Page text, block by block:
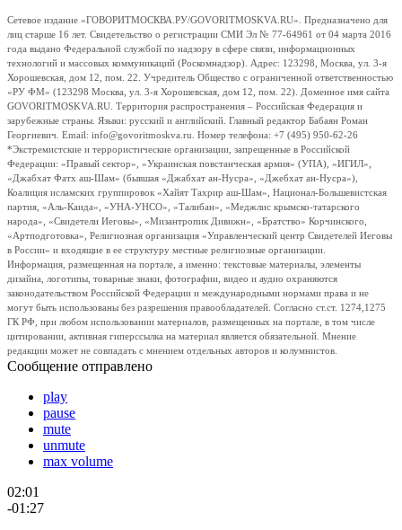
Сетевое издание «ГОВОРИТМОСКВА.РУ/GOVORITMOSKVA.RU». Предназначено для
лиц старше 16 лет. Свидетельство о регистрации СМИ Эл № 77-64961 от 04 марта 2016
года выдано Федеральной службой по надзору в сфере связи, информационных
технологий и массовых коммуникаций (Роскомнадзор). Адрес: 123298, Москва, ул. 3-я
Хорошевская, дом 12, пом. 22. Учредитель Общество с ограниченной ответственностью
«РУ ФМ» (123298 Москва, ул. 3-я Хорошевская, дом 12, пом. 22). Доменное имя сайта
GOVORITMOSKVA.RU. Территория распространения – Российская Федерация и
зарубежные страны. Языки: русский и английский. Главный редактор Бабаян Роман
Георгиевич. Email: info@govoritmoskva.ru. Номер телефона: +7 (495) 950-62-26
*Экстремистские и террористические организации, запрещенные в Российской
Федерации: «Правый сектор», «Украинская повстанческая армия» (УПА), «ИГИЛ»,
«Джабхат Фатх аш-Шам» (бывшая «Джабхат ан-Нусра», «Джебхат ан-Нусра»),
Коалиция исламских группировок «Хайят Тахрир аш-Шам», Национал-Большевистская
партия, «Аль-Каида», «УНА-УНСО», «Талибан», «Меджлис крымско-татарского
народа», «Свидетели Иеговы», «Мизантропик Дивижн», «Братство» Корчинского,
«Артподготовка», Религиозная организация «Управленческий центр Свидетелей Иеговы
в России» и входящие в ее структуру местные религиозные организации.
Информация, размещенная на портале, а именно: текстовые материалы, элементы
дизайна, логотипы, товарные знаки, фотографии, видео и аудио охраняются
законодательством Российской Федерации и международными нормами права и не
могут быть использованы без разрешения правообладателей. Согласно ст.ст. 1274,1275
ГК РФ, при любом использовании материалов, размещенных на портале, в том числе
цитировании, активная гиперссылка на материал является обязательной. Мнение
редакции может не совпадать с мнением отдельных авторов и колумнистов.
Сообщение отправлено
play
pause
mute
unmute
max volume
02:01
-01:27